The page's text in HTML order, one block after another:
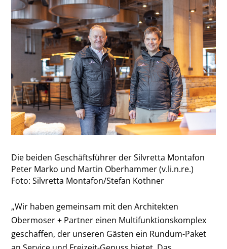
Die beiden Geschäftsführer der Silvretta Montafon
Peter Marko und Martin Oberhammer (v.li.n.re.)
Foto: Silvretta Montafon/Stefan Kothner
„Wir haben gemeinsam mit den Architekten
Obermoser + Partner einen Multifunktionskomplex
geschaffen, der unseren Gästen ein Rundum-Paket